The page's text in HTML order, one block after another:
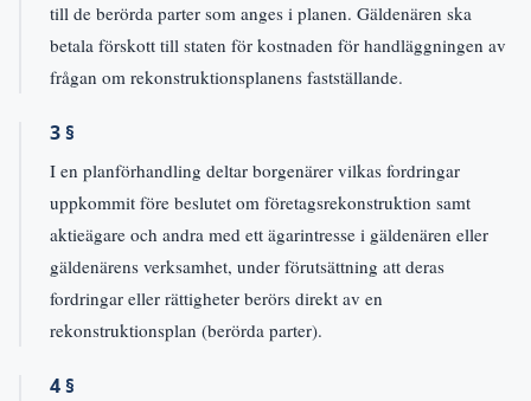
till de berörda parter som anges i planen. Gäldenären ska
betala förskott till staten för kostnaden för handläggningen av
frågan om rekonstruktionsplanens fastställande.
3 §
I en planförhandling deltar borgenärer vilkas fordringar
uppkommit före beslutet om företagsrekonstruktion samt
aktieägare och andra med ett ägarintresse i gäldenären eller
gäldenärens verksamhet, under förutsättning att deras
fordringar eller rättigheter berörs direkt av en
rekonstruktionsplan (berörda parter).
4 §